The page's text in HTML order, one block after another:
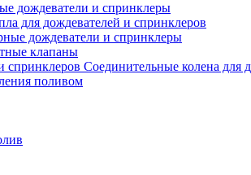
дождеватели и спринклеры
для дождевателей и спринклеров
дождеватели и спринклеры
клапаны
Соединительные колена для
поливом